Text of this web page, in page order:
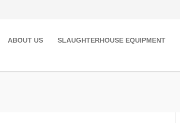
ABOUT US SLAUGHTERHOUSE EQUIPMENT